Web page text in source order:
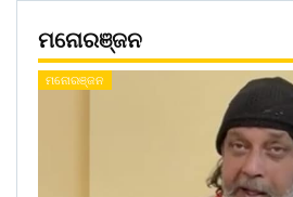
ମନୋରଞ୍ଜନ
ମନୋରଞ୍ଜନ